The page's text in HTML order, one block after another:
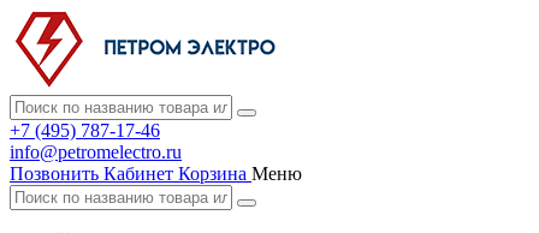
+7 (495) 787-17-46
info@petromelectro.ru
Позвонить Кабинет Корзина Меню